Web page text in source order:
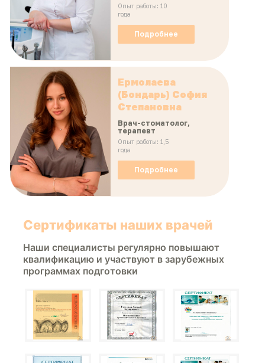
Опыт работы: 10
года
Подробнее
Ермолаева
(Бондарь) София
Степановна
Врач-стоматолог,
терапевт
Опыт работы: 1,5
года
Подробнее
Сертификаты наших врачей
Наши специалисты регулярно повышают
квалификацию и участвуют в зарубежных
программах подготовки